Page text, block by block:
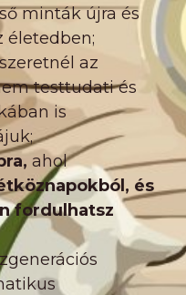
minták újra és
életedben;
az
testtudati és
is
ahol
és
fordulhatsz